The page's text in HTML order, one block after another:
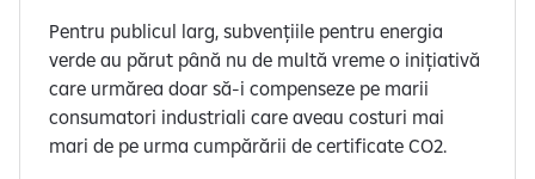
Pentru publicul larg, subvențiile pentru energia
verde au părut până nu de multă vreme o inițiativă
care urmărea doar să-i compenseze pe marii
consumatori industriali care aveau costuri mai
mari de pe urma cumpărării de certificate CO2.